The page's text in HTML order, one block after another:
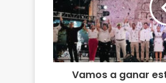
Vamos a ganar